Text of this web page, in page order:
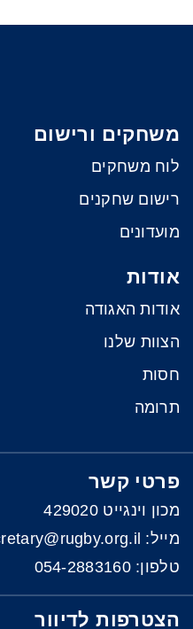
משחקים ורישום
לוח משחקים
רישום שחקנים
מועדונים
אודות
אודות האגודה
הצוות שלנו
חסות
תרומה
פרטי קשר
מכון וינגייט 429020
מייל: secretary@rugby.org.il
טלפון:054-2883160
הצטרפות לדיוור